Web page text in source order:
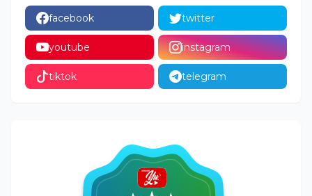
facebook twitter
youtube instagram
tiktok telegram